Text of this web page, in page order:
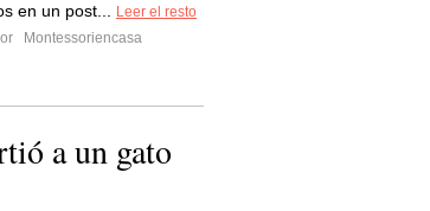
en un post...
Leer el resto
Montessoriencasa
a un gato